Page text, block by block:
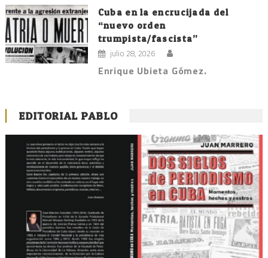
Cuba en la encrucijada del
“nuevo orden
trumpista/fascista”
julio 28, 2026
Enrique Ubieta Gómez.
EDITORIAL PABLO